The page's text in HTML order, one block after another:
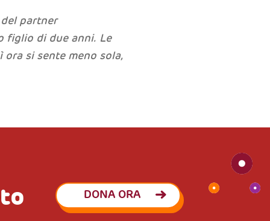
partner
figlio di due anni. Le
si sente meno sola,
DONA ORA